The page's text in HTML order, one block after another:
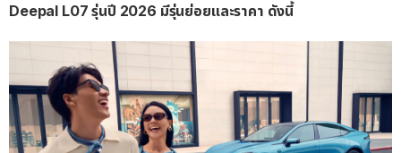
Deepal L07 รุ่นปี 2026 มีรุ่นย่อยและราคา ดังนี้